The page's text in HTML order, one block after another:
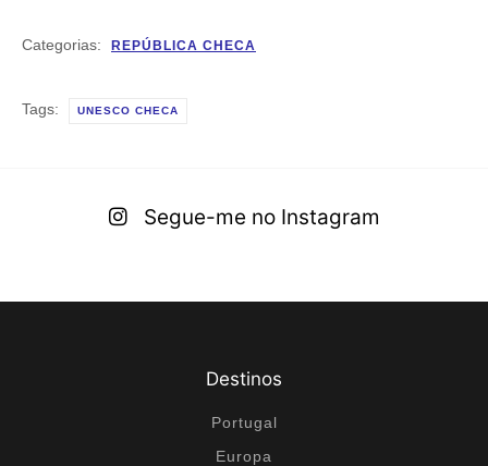
Categorias: REPÚBLICA CHECA
Tags: UNESCO CHECA
Segue-me no Instagram
Destinos
Portugal
Europa